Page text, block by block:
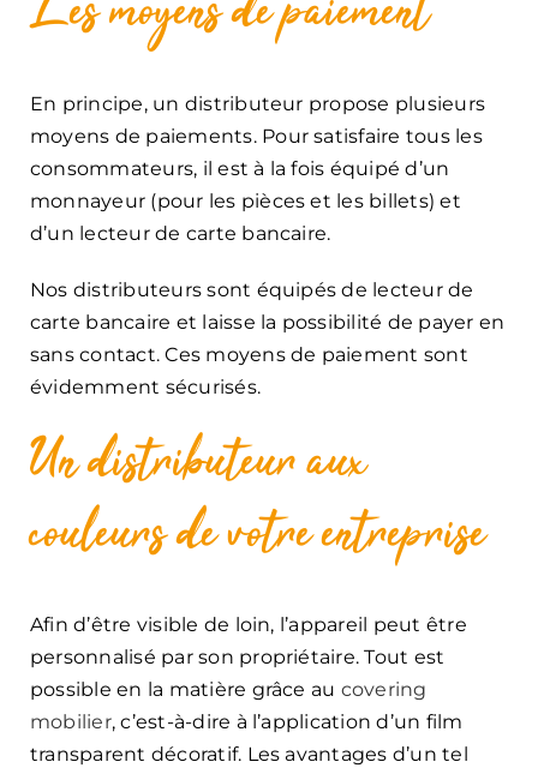
En principe, un distributeur propose plusieurs
moyens de paiements. Pour satisfaire tous les
consommateurs, il est à la fois équipé d’un
monnayeur (pour les pièces et les billets) et
d’un lecteur de carte bancaire.
Nos distributeurs sont équipés de lecteur de
carte bancaire et laisse la possibilité de payer en
sans contact. Ces moyens de paiement sont
évidemment sécurisés.
Un distributeur aux
couleurs de votre entreprise
Afin d’être visible de loin, l’appareil peut être
personnalisé par son propriétaire. Tout est
possible en la matière grâce au covering
mobilier, c’est-à-dire à l’application d’un film
transparent décoratif. Les avantages d’un tel